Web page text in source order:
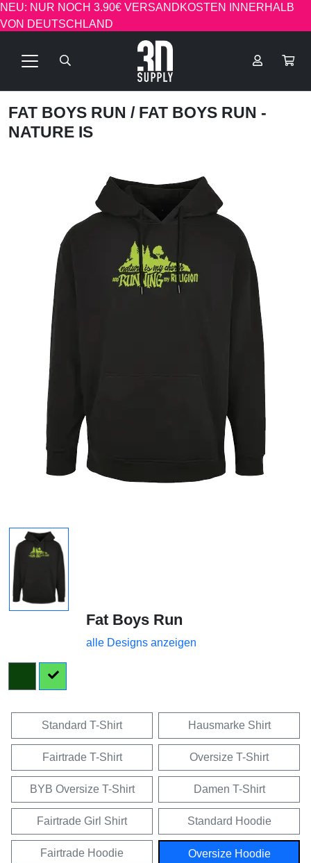
NEU: NUR NOCH 3.90€ VERSANDKOSTEN INNERHALB
VON DEUTSCHLAND
FAT BOYS RUN / FAT BOYS RUN -
NATURE IS
Fat Boys Run
alle Designs anzeigen
Standard T-Shirt Hausmarke Shirt
Fairtrade T-Shirt Oversize T-Shirt
BYB Oversize T-Shirt Damen T-Shirt
Fairtrade Girl Shirt Standard Hoodie
Fairtrade Hoodie Oversize Hoodie